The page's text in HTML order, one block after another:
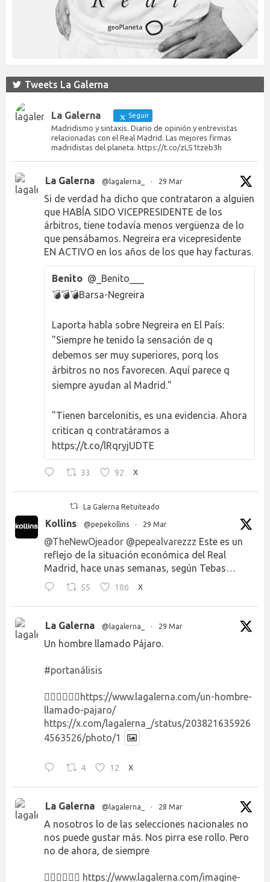
Tweets La Galerna
La Galerna Seguir
Madridismo y sintaxis. Diario de opinión y entrevistas
relacionadas con el Real Madrid. Las mejores firmas
madridistas del planeta. https://t.co/zLS1tzeb3h
La Galerna @lagalerna_ · 29 Mar
Si de verdad ha dicho que contrataron a alguien
que HABÍA SIDO VICEPRESIDENTE de los
árbitros, tiene todavía menos vergüenza de lo
que pensábamos. Negreira era vicepresidente
EN ACTIVO en los años de los que hay facturas.
Benito @_Benito___
💣💣💣Barsa-Negreira
Laporta habla sobre Negreira en El País:
"Siempre he tenido la sensación de q
debemos ser muy superiores, porq los
árbitros no nos favorecen. Aquí parece q
siempre ayudan al Madrid."
"Tienen barcelonitis, es una evidencia. Ahora
critican q contratáramos a
https://t.co/lRqryjUDTE
33 92 X
La Galerna Retuiteado
Kollins @pepekollins · 29 Mar
@TheNewOjeador @pepealvarezzz Este es un
reflejo de la situación económica del Real
Madrid, hace unas semanas, según Tebas…
55 186 X
La Galerna @lagalerna_ · 29 Mar
Un hombre llamado Pájaro.
#portanálisis
👉🏻👉🏻👉🏻 https://www.lagalerna.com/un-hombre-
llamado-pajaro/
https://x.com/lagalerna_/status/203821635926
4563526/photo/1
4 12 X
La Galerna @lagalerna_ · 28 Mar
A nosotros lo de las selecciones nacionales no
nos puede gustar más. Nos pirra ese rollo. Pero
no de ahora, de siempre
👉🏻👉🏻👉🏻 https://www.lagalerna.com/imagine-